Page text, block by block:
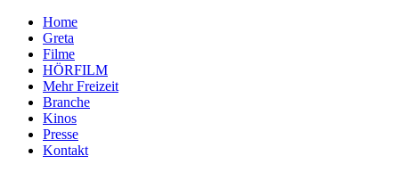
Home
Greta
Filme
HÖRFILM
Mehr Freizeit
Branche
Kinos
Presse
Kontakt